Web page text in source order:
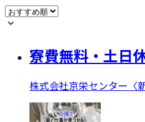
寮費無料・土日
株式会社京栄センター〈